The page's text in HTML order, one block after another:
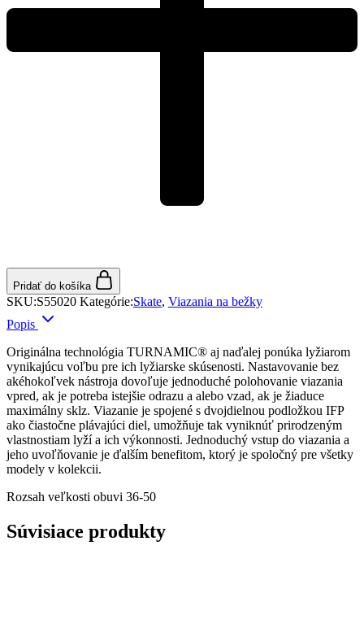
Pridať do košíka
SKU:S55020 Kategórie:Skate, Viazania na bežky
Popis
Originálna technológia TURNAMIC® aj naďalej ponúka lyžiarom
vynikajúcu voľbu pre ich lyžiarske skúsenosti. Nastavovanie bez
akéhokoľvek nástroja dovoľuje jednoduché polohovanie viazania
vpred, ak je potreba istejšie odrazu a alebo vzad, ak je žiaduce
maximálny sklz. Viazanie je spojené s dvojdielnou podložkou IFP
ako čiastočne plávajúci diel, umožňuje tak vyniknúť prirodzeným
vlastnostiam lyží a ich výkonnosti. Jednoduchý vstup do viazania a
jeho uvoľňovanie je ďalším benefitom, ktorý je spoločný pre všetky
modely v kolekcii.
Rozsah veľkosti obuvi 36-50
Súvisiace produkty